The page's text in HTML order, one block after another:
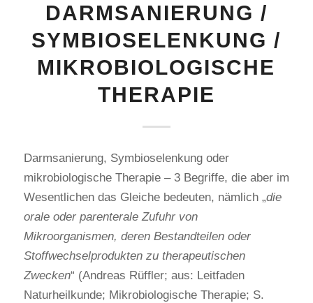
DARMSANIERUNG /
SYMBIOSELENKUNG /
MIKROBIOLOGISCHE
THERAPIE
Darmsanierung, Symbioselenkung oder
mikrobiologische Therapie – 3 Begriffe, die aber im
Wesentlichen das Gleiche bedeuten, nämlich „die
orale oder parenterale Zufuhr von
Mikroorganismen, deren Bestandteilen oder
Stoffwechselprodukten zu therapeutischen
Zwecken“ (Andreas Rüffler; aus: Leitfaden
Naturheilkunde; Mikrobiologische Therapie; S.